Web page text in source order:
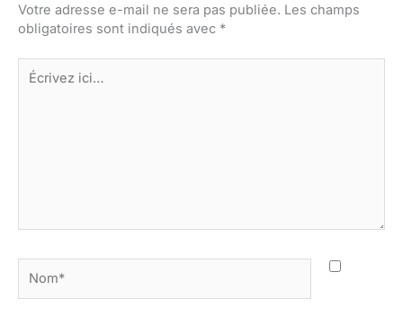
Votre adresse e-mail ne sera pas publiée. Les champs
obligatoires sont indiqués avec *
ici…